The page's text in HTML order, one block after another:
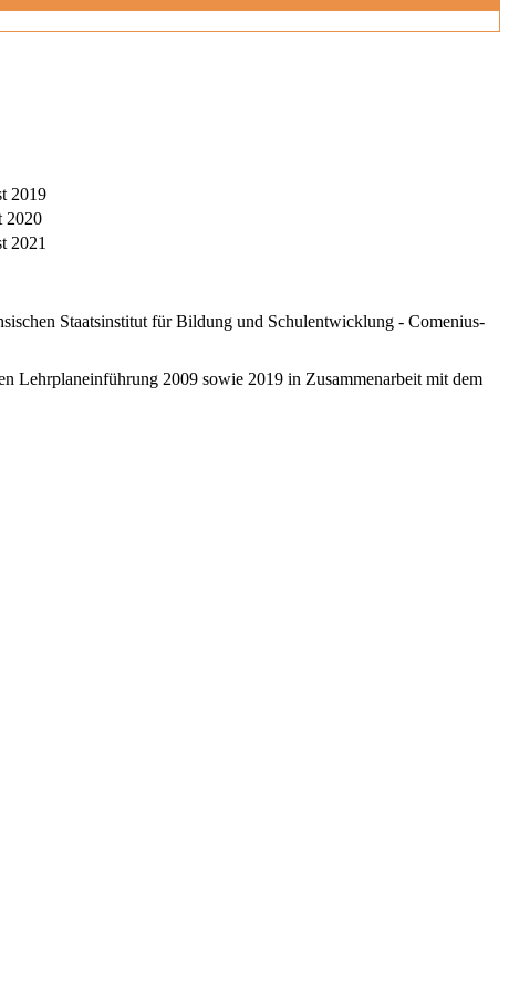
2019
2020
2021
Staatsinstitut für Bildung und Schulentwicklung - Comenius-
Lehrplaneinführung 2009 sowie 2019 in Zusammenarbeit mit dem